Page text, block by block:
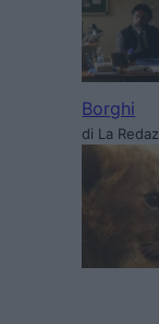
Borghi
di La